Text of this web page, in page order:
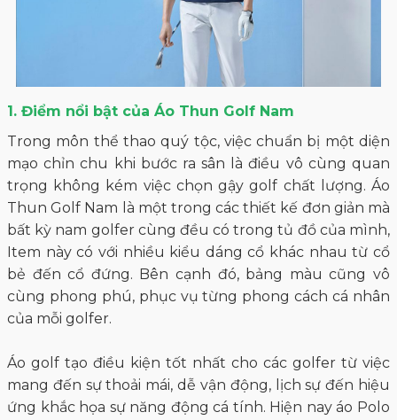
1. Điểm nổi bật của Áo Thun Golf Nam
Trong môn thể thao quý tộc, việc chuẩn bị một diện
mạo chỉn chu khi bước ra sân là điều vô cùng quan
trọng không kém việc chọn gậy golf chất lượng. Áo
Thun Golf Nam là một trong các thiết kế đơn giản mà
bất kỳ nam golfer cùng đều có trong tủ đồ của mình,
Item này có với nhiều kiểu dáng cổ khác nhau từ cổ
bẻ đến cổ đứng. Bên cạnh đó, bảng màu cũng vô
cùng phong phú, phục vụ từng phong cách cá nhân
của mỗi golfer.
Áo golf tạo điều kiện tốt nhất cho các golfer từ việc
mang đến sự thoải mái, dễ vận động, lịch sự đến hiệu
ứng khắc họa sự năng động cá tính. Hiện nay áo Polo